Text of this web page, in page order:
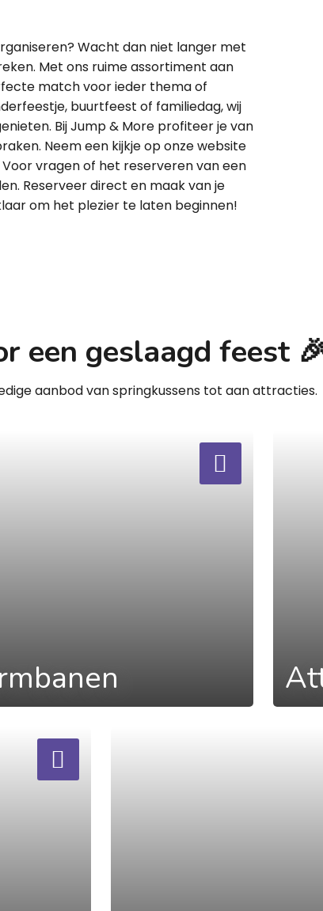
Wacht dan niet langer met
Met ons ruime assortiment aan
match voor ieder thema of
buurtfeest of familiedag, wij
Bij Jump & More profiteer je van
Neem een kijkje op onze website
vragen of het reserveren van een
Reserveer direct en maak van je
om het plezier te laten beginnen!
een geslaagd feest
aanbod van springkussens tot aan attracties.